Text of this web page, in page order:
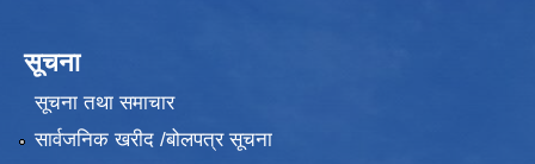
सूचना
सूचना तथा समाचार
सार्वजनिक खरीद /बोलपत्र सूचना